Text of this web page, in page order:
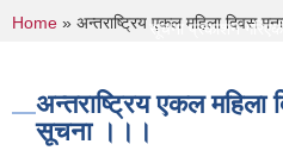
सूचना प्रकाशन गरिएको
You are here
Home » अन्तराष्ट्रिय एकल महिला दिवस
अन्तराष्ट्रिय एकल महिला
सूचना ।।।